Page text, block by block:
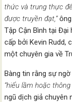
thức và trung thực
được truyền đạt,”
Tập Cận Bình tại
cấp bởi Kevin Rudd,
một chuyên gia về
Bàng tin rằng sự
“hiểu lầm hoặc
ngũ dịch giả chuyên